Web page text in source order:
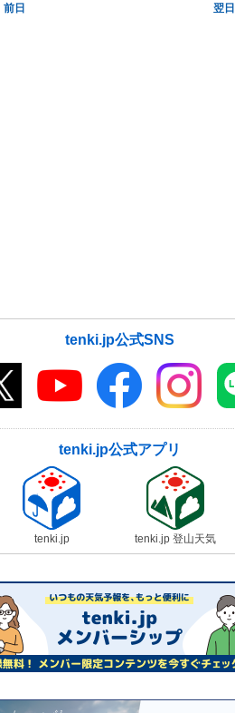
前日 翌日
tenki.jp公式SNS
tenki.jp公式アプリ
tenki.jp tenki.jp 登山天気